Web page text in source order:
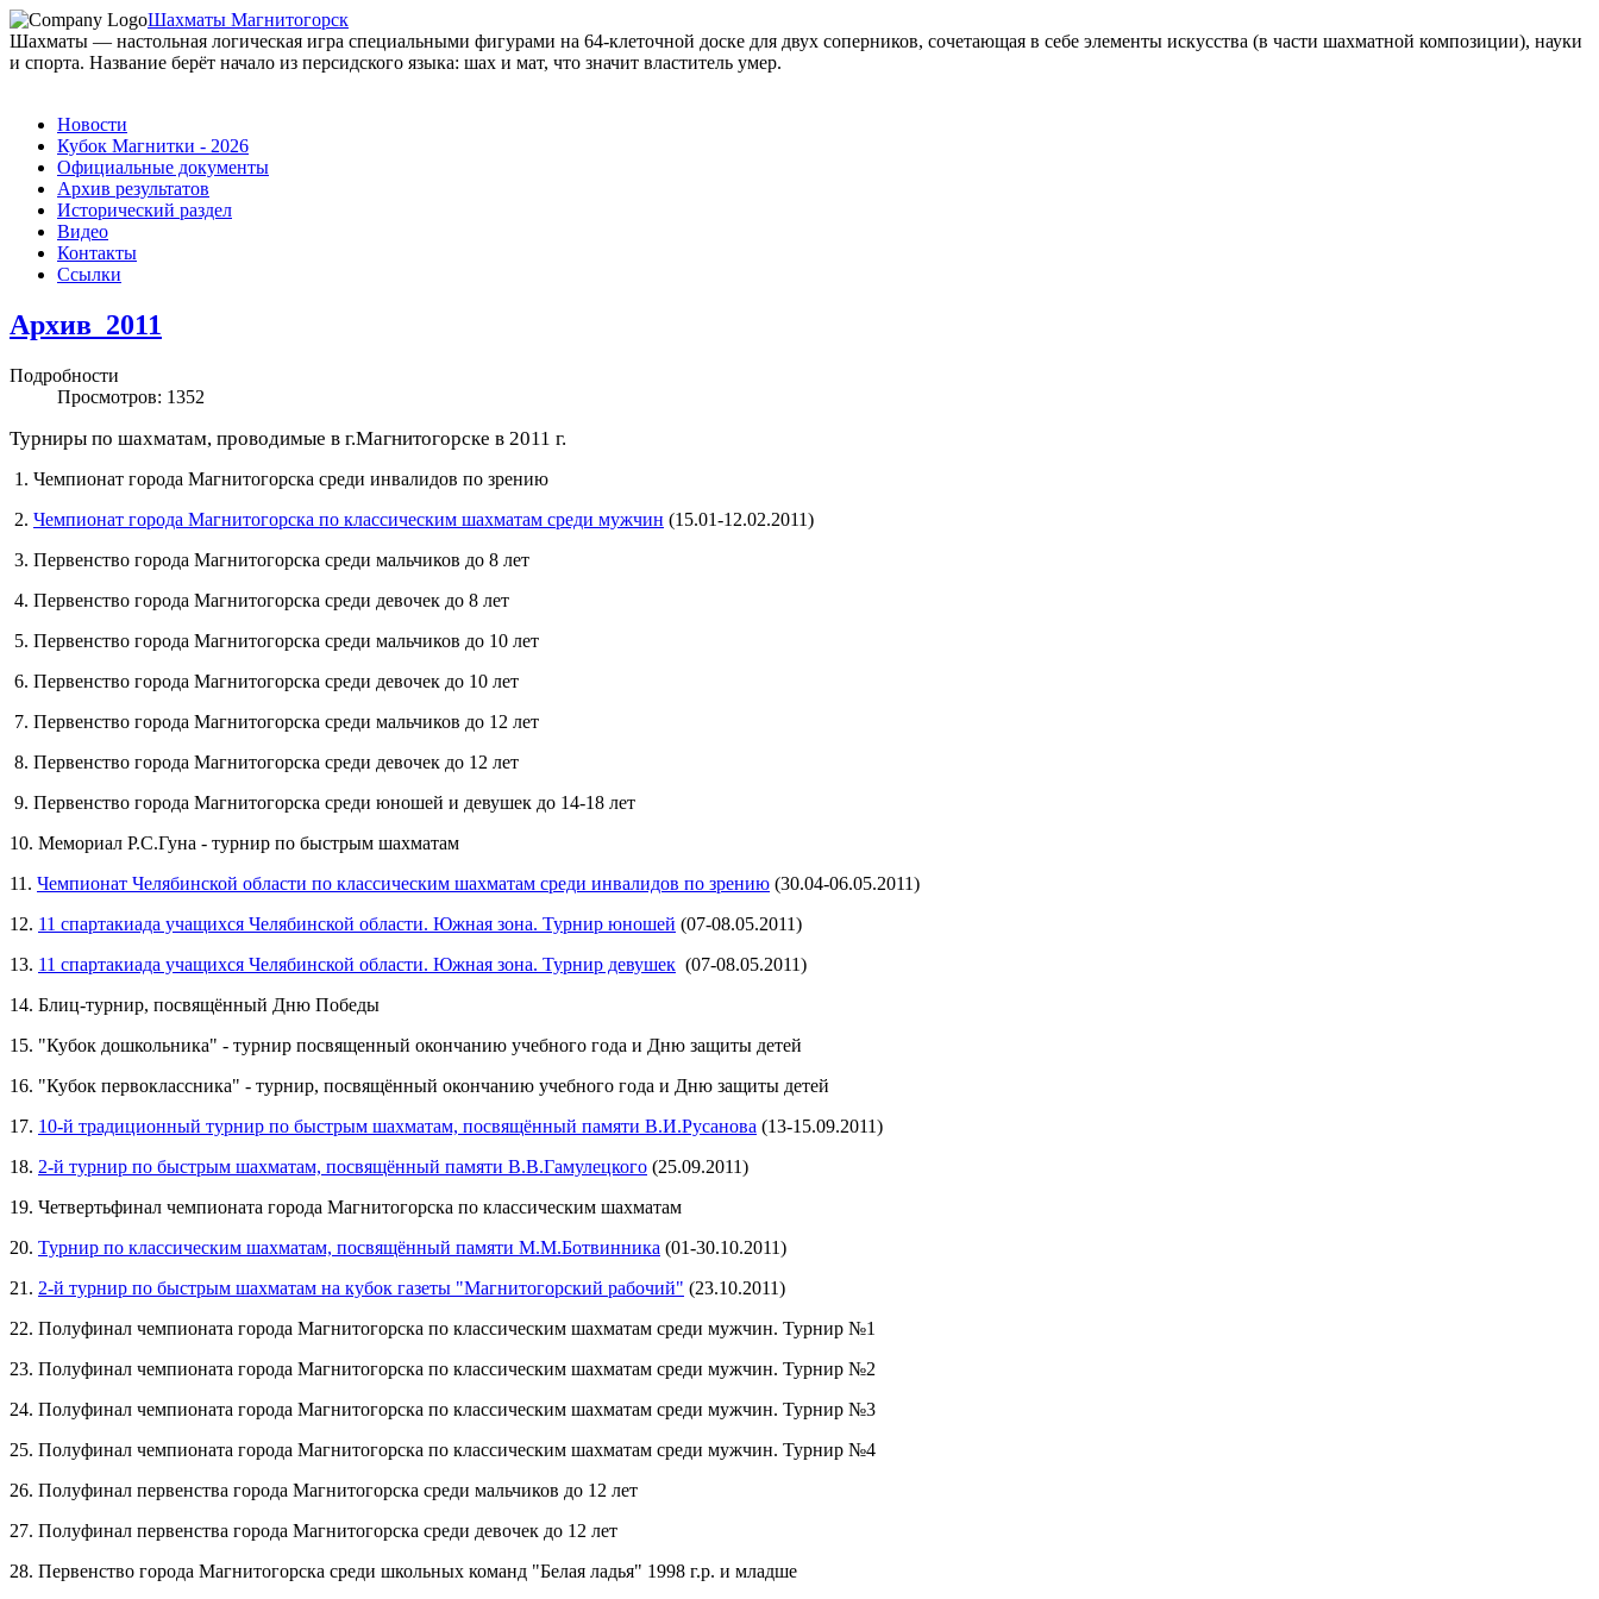
Шахматы Магнитогорск
Шахматы — настольная логическая игра специальными фигурами на 64-клеточной доске для двух соперников, сочетающая в себе элементы искусства (в части шахматной композиции), науки
и спорта. Название берёт начало из персидского языка: шах и мат, что значит властитель умер.
Новости
Кубок Магнитки - 2026
Официальные документы
Архив результатов
Исторический раздел
Видео
Контакты
Ссылки
Архив_2011
Подробности
Просмотров: 1352
Турниры по шахматам, проводимые в г.Магнитогорске в 2011 г.
1. Чемпионат города Магнитогорска среди инвалидов по зрению
2. Чемпионат города Магнитогорска по классическим шахматам среди мужчин (15.01-12.02.2011)
3. Первенство города Магнитогорска среди мальчиков до 8 лет
4. Первенство города Магнитогорска среди девочек до 8 лет
5. Первенство города Магнитогорска среди мальчиков до 10 лет
6. Первенство города Магнитогорска среди девочек до 10 лет
7. Первенство города Магнитогорска среди мальчиков до 12 лет
8. Первенство города Магнитогорска среди девочек до 12 лет
9. Первенство города Магнитогорска среди юношей и девушек до 14-18 лет
10. Мемориал Р.С.Гуна - турнир по быстрым шахматам
11. Чемпионат Челябинской области по классическим шахматам среди инвалидов по зрению (30.04-06.05.2011)
12. 11 спартакиада учащихся Челябинской области. Южная зона. Турнир юношей (07-08.05.2011)
13. 11 спартакиада учащихся Челябинской области. Южная зона. Турнир девушек (07-08.05.2011)
14. Блиц-турнир, посвящённый Дню Победы
15. "Кубок дошкольника" - турнир посвященный окончанию учебного года и Дню защиты детей
16. "Кубок первоклассника" - турнир, посвящённый окончанию учебного года и Дню защиты детей
17. 10-й традиционный турнир по быстрым шахматам, посвящённый памяти В.И.Русанова (13-15.09.2011)
18. 2-й турнир по быстрым шахматам, посвящённый памяти В.В.Гамулецкого (25.09.2011)
19. Четвертьфинал чемпионата города Магнитогорска по классическим шахматам
20. Турнир по классическим шахматам, посвящённый памяти М.М.Ботвинника (01-30.10.2011)
21. 2-й турнир по быстрым шахматам на кубок газеты "Магнитогорский рабочий" (23.10.2011)
22. Полуфинал чемпионата города Магнитогорска по классическим шахматам среди мужчин. Турнир №1
23. Полуфинал чемпионата города Магнитогорска по классическим шахматам среди мужчин. Турнир №2
24. Полуфинал чемпионата города Магнитогорска по классическим шахматам среди мужчин. Турнир №3
25. Полуфинал чемпионата города Магнитогорска по классическим шахматам среди мужчин. Турнир №4
26. Полуфинал первенства города Магнитогорска среди мальчиков до 12 лет
27. Полуфинал первенства города Магнитогорска среди девочек до 12 лет
28. Первенство города Магнитогорска среди школьных команд "Белая ладья" 1998 г.р. и младше